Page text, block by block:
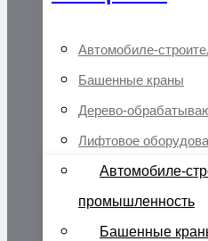
Автомобиле-
Башенные краны
Дерево-
Лифтовое
Автомобиле-
промышленность
Башенные